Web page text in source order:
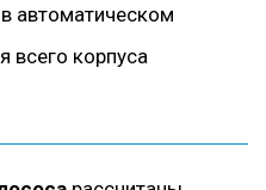
автоматическом
всего корпуса